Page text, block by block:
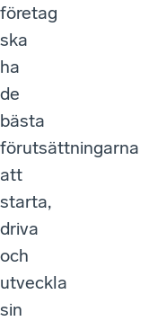
företag
ska
ha
de
bästa
förutsättningarna
att
starta,
driva
och
utveckla
sin